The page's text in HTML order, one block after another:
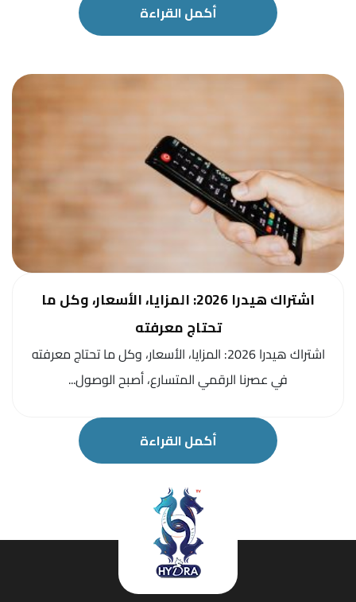
أكمل القراءة
اشتراك هيدرا 2026: المزايا، الأسعار، وكل ما
تحتاج معرفته
اشتراك هيدرا 2026: المزايا، الأسعار، وكل ما تحتاج معرفته
في عصرنا الرقمي المتسارع، أصبح الوصول...
أكمل القراءة